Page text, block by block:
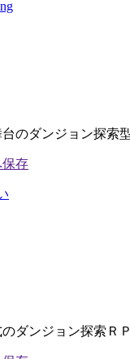
のダンジョン探索
ダンジョン探索Ｒ